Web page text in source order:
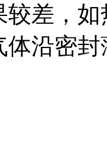
差，
沿密